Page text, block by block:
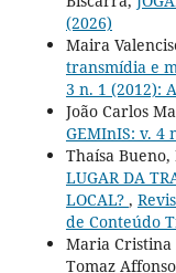
(2026)
Maira
transmídia e
3 n. 1 (2012):
João Carlos
GEMInIS: v. 4
Thaísa
LUGAR DA
LOCAL? ,
de Conteúdo
Maria Cristina
Tomaz